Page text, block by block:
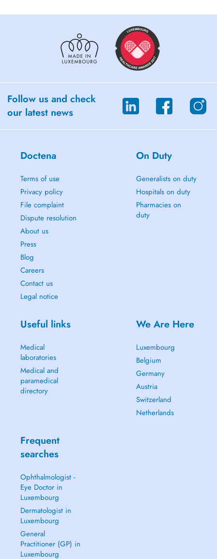
Follow us and check
our latest news
Doctena
Terms of use
Privacy policy
File complaint
Dispute resolution
About us
Press
Blog
Careers
Contact us
Legal notice
On Duty
Generalists on duty
Hospitals on duty
Pharmacies on
duty
Useful links
Medical
laboratories
Medical and
paramedical
directory
We Are Here
Luxembourg
Belgium
Germany
Austria
Switzerland
Netherlands
Frequent
searches
Ophthalmologist -
Eye Doctor in
Luxembourg
Dermatologist in
Luxembourg
General
Practitioner (GP) in
Luxembourg